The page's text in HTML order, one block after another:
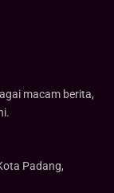
macam berita,
Padang,